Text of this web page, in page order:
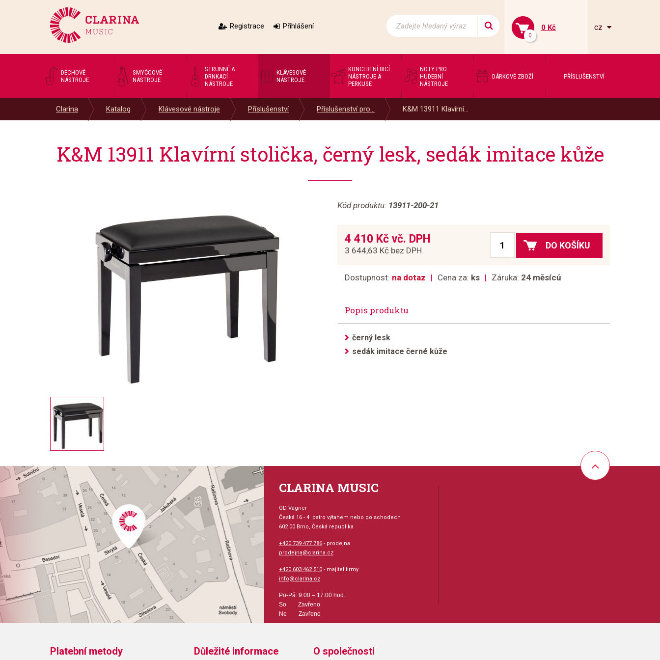
Registrace Přihlášení
0
0 Kč cz
DECHOVÉ
NÁSTROJE
SMYČCOVÉ
NÁSTROJE
STRUNNÉ A
DRNKACÍ
NÁSTROJE
KLÁVESOVÉ
NÁSTROJE
KONCERTNÍ BICÍ
NÁSTROJE A
PERKUSE
NOTY PRO
HUDEBNÍ
NÁSTROJE
DÁRKOVÉ ZBOŽÍ PŘÍSLUŠENSTVÍ
Clarina Katalog Klávesové nástroje Příslušenství Příslušenství pro... K&M 13911 Klavírní...
K&M 13911 Klavírní stolička, černý lesk, sedák imitace kůže
Kód produktu: 13911-200-21
4 410 Kč vč. DPH
3 644,63 Kč bez DPH
DO KOŠÍKU
Dostupnost: na dotaz Cena za: ks Záruka: 24 měsíců
Popis produktu
černý lesk
sedák imitace černé kůže
CLARINA MUSIC
OD Vágner
Česká 16 - 4. patro výtahem nebo po schodech
602 00 Brno, Česká republika
+420 739 477 786- prodejna
prodejna@clarina.cz
+420 603 462 510- majitel firmy
info@clarina.cz
Po-Pá: 9:00 – 17:00 hod.
So Zavřeno
Ne Zavřeno
Platební metody Důležité informace O společnosti